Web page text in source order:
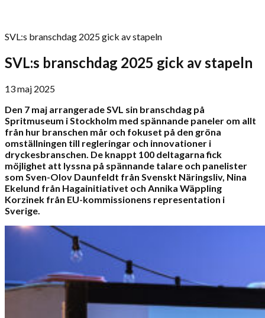
SVL:s branschdag 2025 gick av stapeln
SVL:s branschdag 2025 gick av stapeln
13 maj 2025
Den 7 maj arrangerade SVL sin branschdag på
Spritmuseum i Stockholm med spännande paneler om allt
från hur branschen mår och fokuset på den gröna
omställningen till regleringar och innovationer i
dryckesbranschen. De knappt 100 deltagarna fick
möjlighet att lyssna på spännande talare och panelister
som Sven-Olov Daunfeldt från Svenskt Näringsliv, Nina
Ekelund från Hagainitiativet och Annika Wäppling
Korzinek från EU-kommissionens representation i
Sverige.